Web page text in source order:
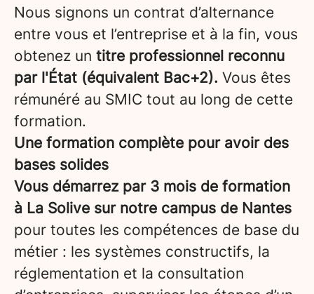
Nous signons un contrat d’alternance
entre vous et l’entreprise et à la fin, vous
obtenez un titre professionnel reconnu
par l'État (équivalent Bac+2). Vous êtes
rémunéré au SMIC tout au long de cette
formation.
Une formation complète pour avoir des
bases solides
Vous démarrez par 3 mois de formation
à La Solive sur notre campus de Nantes
pour toutes les compétences de base du
métier : les systèmes constructifs, la
réglementation et la consultation